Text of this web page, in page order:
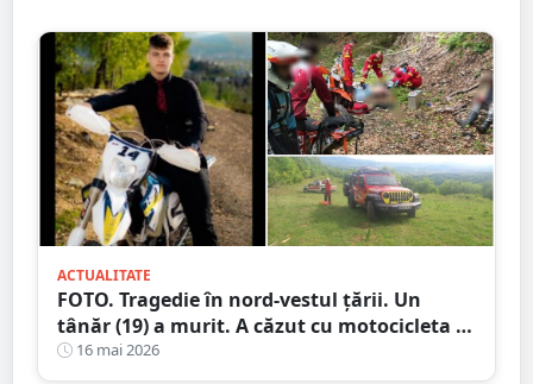
ACTUALITATE
FOTO. Tragedie în nord-vestul țării. Un
tânăr (19) a murit. A căzut cu motocicleta în
prăpastie
16 mai 2026